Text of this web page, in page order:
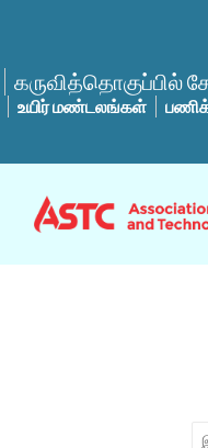
கருவித்தொகுப்பில்
உயிர் மண்டலங்கள்